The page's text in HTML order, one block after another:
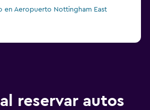
en Aeropuerto Nottingham East
reservar autos